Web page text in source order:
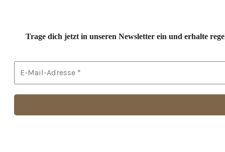
Trage dich jetzt in unseren Newsletter ein und erhalte